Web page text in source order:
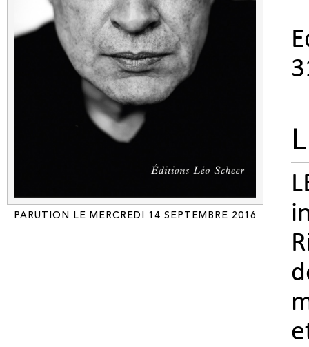
PARUTION LE MERCREDI 14 SEPTEMBRE 2016